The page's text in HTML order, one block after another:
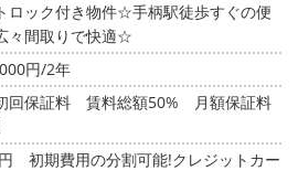
ロック付き物件☆手柄駅徒歩すぐの便
々間取りで快適☆
円/2年
回保証料 賃料総額50% 月額保証料
初期費用の分割可能!クレジットカー